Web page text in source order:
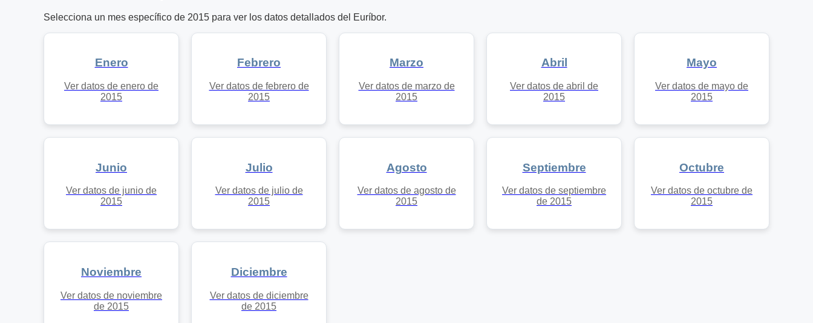
Selecciona un mes específico de 2015 para ver los datos detallados del Euríbor.
Enero
Ver datos de enero de
2015
Febrero
Ver datos de febrero de
2015
Marzo
Ver datos de marzo de
2015
Abril
Ver datos de abril de
2015
Mayo
Ver datos de mayo de
2015
Junio
Ver datos de junio de
2015
Julio
Ver datos de julio de
2015
Agosto
Ver datos de agosto de
2015
Septiembre
Ver datos de septiembre
de 2015
Octubre
Ver datos de octubre de
2015
Noviembre
Ver datos de noviembre
de 2015
Diciembre
Ver datos de diciembre
de 2015